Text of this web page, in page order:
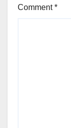
Comment*